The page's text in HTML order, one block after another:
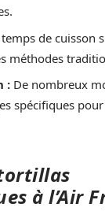
temps de cuisson
méthodes
: De nombreux
spécifiques
à l’Air